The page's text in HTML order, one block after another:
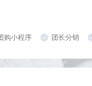
购小程序 团长分销